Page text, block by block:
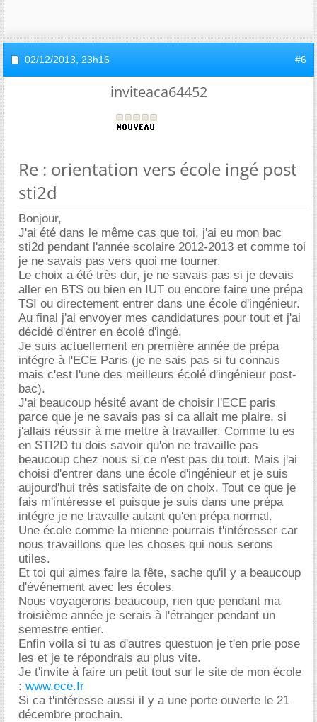
02/12/2013, 23h16 #6
inviteaca64452
Re : orientation vers école ingé post
sti2d
Bonjour,
J'ai été dans le même cas que toi, j'ai eu mon bac
sti2d pendant l'année scolaire 2012-2013 et comme toi
je ne savais pas vers quoi me tourner.
Le choix a été très dur, je ne savais pas si je devais
aller en BTS ou bien en IUT ou encore faire une prépa
TSI ou directement entrer dans une école d'ingénieur.
Au final j'ai envoyer mes candidatures pour tout et j'ai
décidé d'éntrer en écolé d'ingé.
Je suis actuellement en première année de prépa
intégre à l'ECE Paris (je ne sais pas si tu connais
mais c'est l'une des meilleurs écolé d'ingénieur post-
bac).
J'ai beaucoup hésité avant de choisir l'ECE paris
parce que je ne savais pas si ca allait me plaire, si
j'allais réussir à me mettre à travailler. Comme tu es
en STI2D tu dois savoir qu'on ne travaille pas
beaucoup chez nous si ce n'est pas du tout. Mais j'ai
choisi d'entrer dans une école d'ingénieur et je suis
aujourd'hui très satisfaite de on choix. Tout ce que je
fais m'intéresse et puisque je suis dans une prépa
intégre je ne travaille autant qu'en prépa normal.
Une école comme la mienne pourrais t'intéresser car
nous travaillons que les choses qui nous serons
utiles.
Et toi qui aimes faire la fête, sache qu'il y a beaucoup
d'événement avec les écoles.
Nous voyagerons beaucoup, rien que pendant ma
troisième année je serais à l'étranger pendant un
semestre entier.
Enfin voila si tu as d'autres questuon je t'en prie pose
les et je te répondrais au plus vite.
Je t'invite à faire un petit tout sur le site de mon école
: www.ece.fr
Si ca t'intéresse aussi il y a une porte ouverte le 21
décembre prochain.